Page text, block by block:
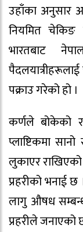
उहाँका अनुसार
नियमित चेकिङ
भारतबाट
पक्राउ गरेको हो ।
कर्णले बोकेको
प्लाष्टिकमा
लुकाएर
प्रहरीको भनाई
लागु औषध
प्रहरीले जनाएको